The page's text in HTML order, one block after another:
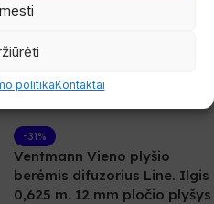
politikaKontaktai
Į Krepšelį
-31%
Ventmann Vieno plyšio
berėmis difuzorius Line. Ilgis
0,625 m. 12 mm pločio plyšys